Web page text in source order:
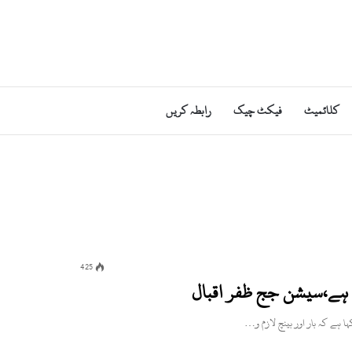
کلائمیٹ فیکٹ چیک رابطہ کریں
425
ہے،سیشن جج ظفر اقبال